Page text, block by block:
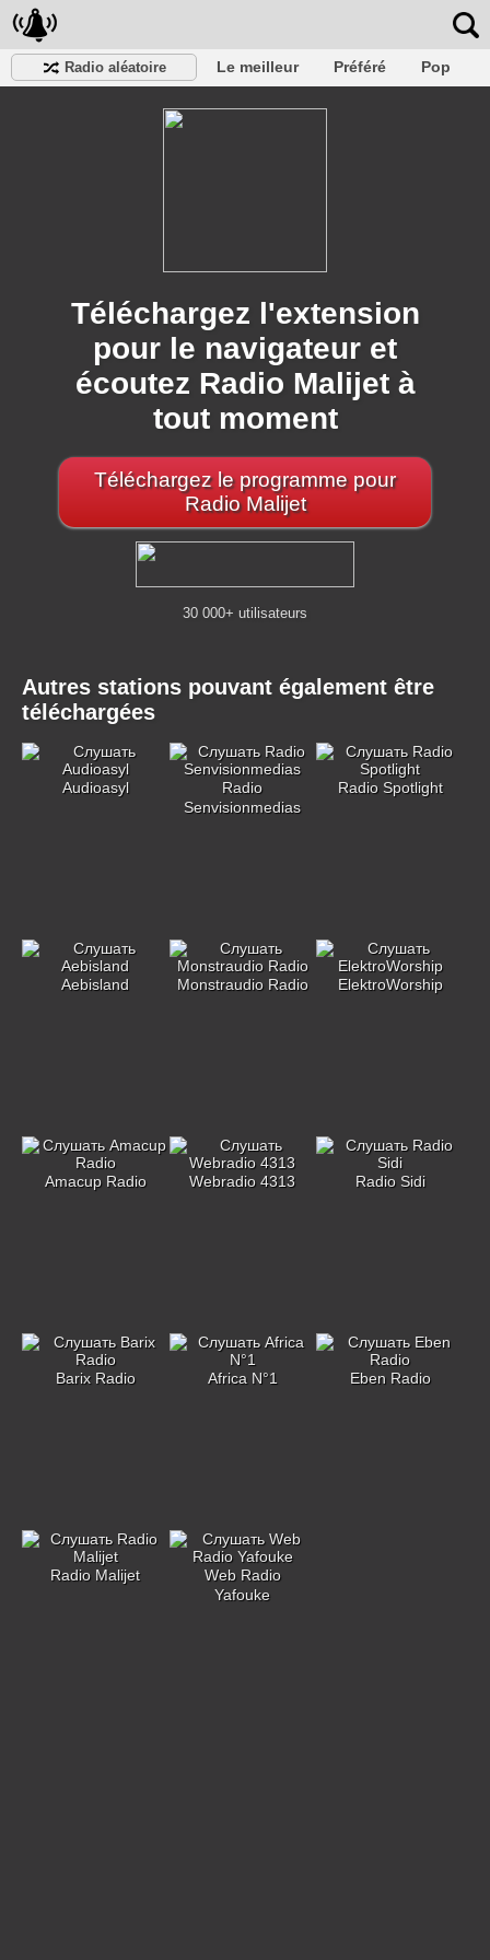
Radio aléatoire Le meilleur Préféré
Pop
Rap
Téléchargez l'extension
pour le navigateur et
écoutez Radio Malijet à
tout moment
Téléchargez le programme pour
Radio Malijet
30 000+ utilisateurs
Autres stations pouvant également être
téléchargées
Audioasyl
Radio
Senvisionmedias
Radio Spotlight
Aebisland Monstraudio Radio ElektroWorship
Amacup Radio Webradio 4313 Radio Sidi
Barix Radio Africa N°1 Eben Radio
Radio Malijet
Web Radio
Yafouke